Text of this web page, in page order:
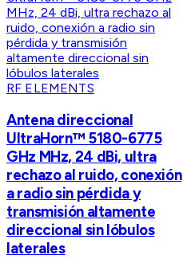
RF ELEMENTS
Antena direccional
UltraHorn™ 5180-6775
GHz MHz, 24 dBi, ultra
rechazo al ruido, conexión
a radio sin pérdida y
transmisión altamente
direccional sin lóbulos
laterales